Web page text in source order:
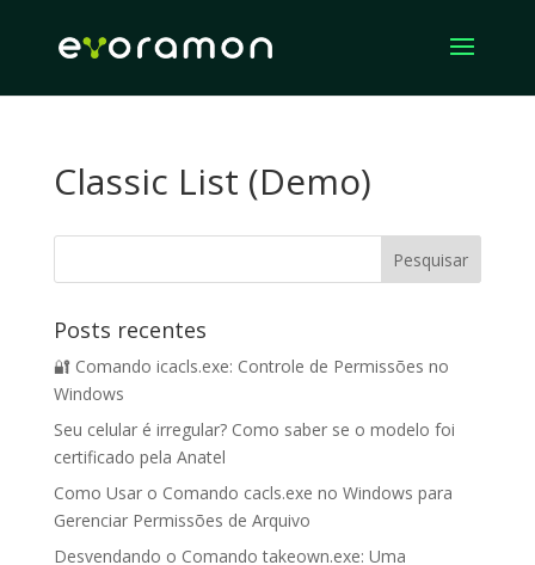
Classic List (Demo)
Posts recentes
🔐 Comando icacls.exe: Controle de Permissões no
Windows
Seu celular é irregular? Como saber se o modelo foi
certificado pela Anatel
Como Usar o Comando cacls.exe no Windows para
Gerenciar Permissões de Arquivo
Desvendando o Comando takeown.exe: Uma